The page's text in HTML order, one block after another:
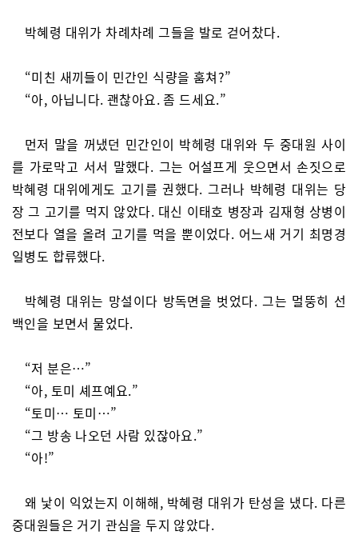
박혜령 대위가 차례차례 그들을 발로 걷어찼다.
“미친 새끼들이 민간인 식량을 훔쳐?”
“아, 아닙니다. 괜찮아요. 좀 드세요.”
먼저 말을 꺼냈던 민간인이 박헤령 대위와 두 중대원 사이
를 가로막고 서서 말했다. 그는 어설프게 웃으면서 손짓으로
박혜령 대위에게도 고기를 권했다. 그러나 박헤령 대위는 당
장 그 고기를 먹지 않았다. 대신 이태호 병장과 김재형 상병이
전보다 열을 올려 고기를 먹을 뿐이었다. 어느새 거기 최명경
일병도 합류했다.
박혜령 대위는 망설이다 방독면을 벗었다. 그는 멀뚱히 선
백인을 보면서 물었다.
“저 분은…”
“아, 토미 셰프예요.”
“토미… 토미…”
“그 방송 나오던 사람 있잖아요.”
“아!”
왜 낯이 익었는지 이해해, 박혜령 대위가 탄성을 냈다. 다른
중대원들은 거기 관심을 두지 않았다.